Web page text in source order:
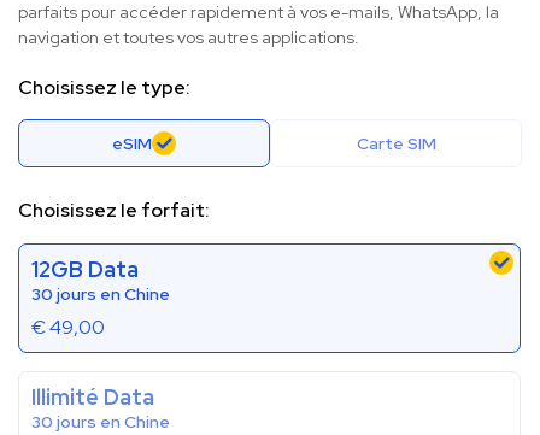
parfaits pour accéder rapidement à vos e-mails, WhatsApp, la
navigation et toutes vos autres applications.
Choisissez le type:
eSIM Carte SIM
Choisissez le forfait:
12GB Data
30 jours en Chine
€49,00
Illimité Data
30 jours en Chine